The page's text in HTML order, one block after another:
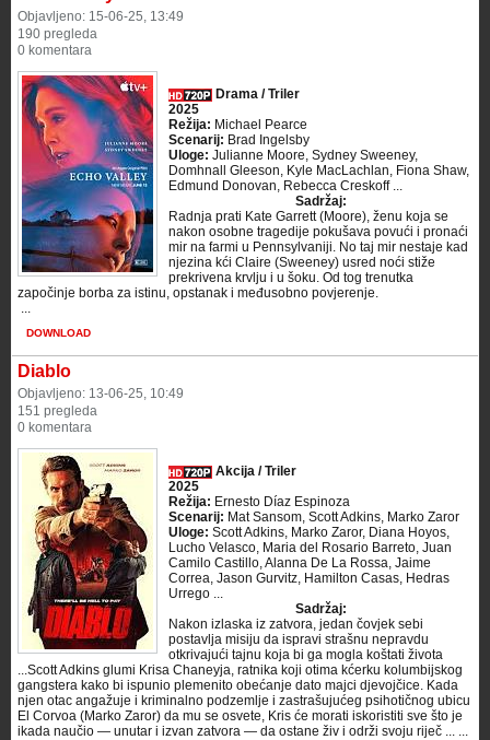
Objavljeno: 15-06-25, 13:49
190 pregleda
0 komentara
Drama / Triler
2025
Režija: Michael Pearce
Scenarij: Brad Ingelsby
Uloge: Julianne Moore, Sydney Sweeney,
Domhnall Gleeson, Kyle MacLachlan, Fiona Shaw,
Edmund Donovan, Rebecca Creskoff ...
Sadržaj:
Radnja prati Kate Garrett (Moore), ženu koja se
nakon osobne tragedije pokušava povući i pronaći
mir na farmi u Pennsylvaniji. No taj mir nestaje kad
njezina kći Claire (Sweeney) usred noći stiže
prekrivena krvlju i u šoku. Od tog trenutka
započinje borba za istinu, opstanak i međusobno povjerenje.
​ ...
DOWNLOAD
Diablo
Objavljeno: 13-06-25, 10:49
151 pregleda
0 komentara
Akcija / Triler
2025
Režija: Ernesto Díaz Espinoza
Scenarij: Mat Sansom, Scott Adkins, Marko Zaror
Uloge: Scott Adkins, Marko Zaror, Diana Hoyos,
Lucho Velasco, Maria del Rosario Barreto, Juan
Camilo Castillo, Alanna De La Rossa, Jaime
Correa, Jason Gurvitz, Hamilton Casas, Hedras
Urrego ...
Sadržaj:
Nakon izlaska iz zatvora, jedan čovjek sebi
postavlja misiju da ispravi strašnu nepravdu
otkrivajući tajnu koja bi ga mogla koštati života
...Scott Adkins glumi Krisa Chaneyja, ratnika koji otima kćerku kolumbijskog
gangstera kako bi ispunio plemenito obećanje dato majci djevojčice. Kada
njen otac angažuje i kriminalno podzemlje i zastrašujućeg psihotičnog ubicu
El Corvoa (Marko Zaror) da mu se osvete, Kris će morati iskoristiti sve što je
ikada naučio — unutar i izvan zatvora — da ostane živ i održi svoju riječ ... ...